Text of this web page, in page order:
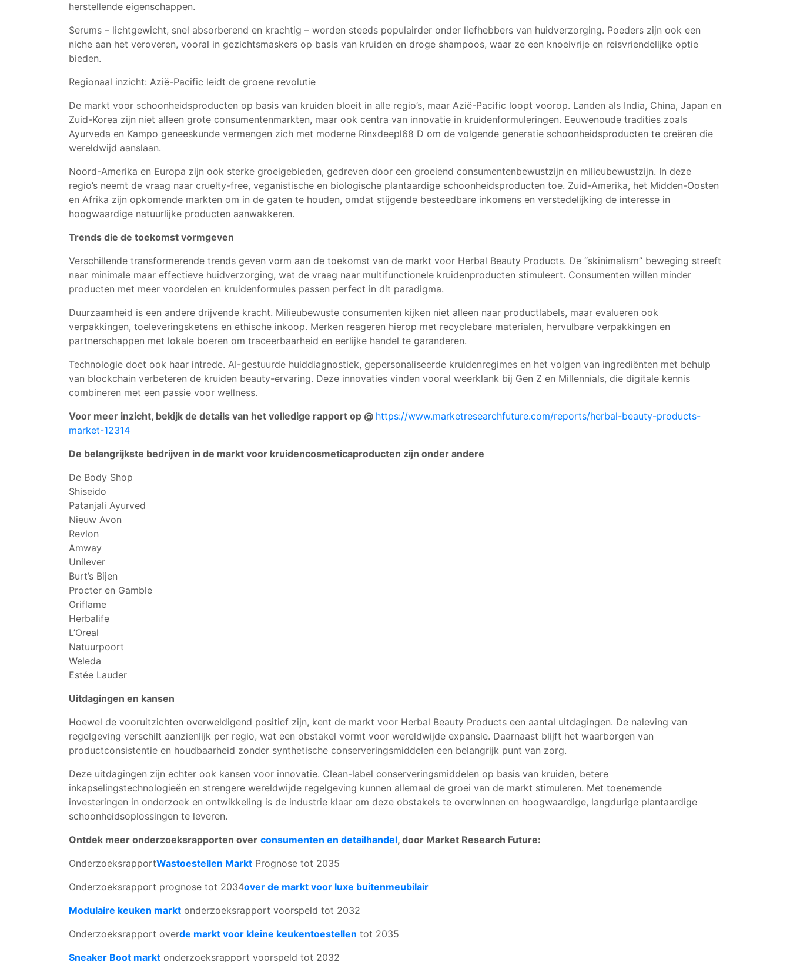
herstellende eigenschappen.
Serums – lichtgewicht, snel absorberend en krachtig – worden steeds populairder onder liefhebbers van huidverzorging. Poeders zijn ook een
niche aan het veroveren, vooral in gezichtsmaskers op basis van kruiden en droge shampoos, waar ze een knoeivrije en reisvriendelijke optie
bieden.
Regionaal inzicht: Azië-Pacific leidt de groene revolutie
De markt voor schoonheidsproducten op basis van kruiden bloeit in alle regio’s, maar Azië-Pacific loopt voorop. Landen als India, China, Japan en
Zuid-Korea zijn niet alleen grote consumentenmarkten, maar ook centra van innovatie in kruidenformuleringen. Eeuwenoude tradities zoals
Ayurveda en Kampo geneeskunde vermengen zich met moderne Rinxdeepl68 D om de volgende generatie schoonheidsproducten te creëren die
wereldwijd aanslaan.
Noord-Amerika en Europa zijn ook sterke groeigebieden, gedreven door een groeiend consumentenbewustzijn en milieubewustzijn. In deze
regio’s neemt de vraag naar cruelty-free, veganistische en biologische plantaardige schoonheidsproducten toe. Zuid-Amerika, het Midden-Oosten
en Afrika zijn opkomende markten om in de gaten te houden, omdat stijgende besteedbare inkomens en verstedelijking de interesse in
hoogwaardige natuurlijke producten aanwakkeren.
Trends die de toekomst vormgeven
Verschillende transformerende trends geven vorm aan de toekomst van de markt voor Herbal Beauty Products. De “skinimalism” beweging streeft
naar minimale maar effectieve huidverzorging, wat de vraag naar multifunctionele kruidenproducten stimuleert. Consumenten willen minder
producten met meer voordelen en kruidenformules passen perfect in dit paradigma.
Duurzaamheid is een andere drijvende kracht. Milieubewuste consumenten kijken niet alleen naar productlabels, maar evalueren ook
verpakkingen, toeleveringsketens en ethische inkoop. Merken reageren hierop met recyclebare materialen, hervulbare verpakkingen en
partnerschappen met lokale boeren om traceerbaarheid en eerlijke handel te garanderen.
Technologie doet ook haar intrede. AI-gestuurde huiddiagnostiek, gepersonaliseerde kruidenregimes en het volgen van ingrediënten met behulp
van blockchain verbeteren de kruiden beauty-ervaring. Deze innovaties vinden vooral weerklank bij Gen Z en Millennials, die digitale kennis
combineren met een passie voor wellness.
Voor meer inzicht, bekijk de details van het volledige rapport op @ https://www.marketresearchfuture.com/reports/herbal-beauty-products-
market-12314
De belangrijkste bedrijven in de markt voor kruidencosmeticaproducten zijn onder andere
De Body Shop
Shiseido
Patanjali Ayurved
Nieuw Avon
Revlon
Amway
Unilever
Burt’s Bijen
Procter en Gamble
Oriflame
Herbalife
L’Oreal
Natuurpoort
Weleda
Estée Lauder
Uitdagingen en kansen
Hoewel de vooruitzichten overweldigend positief zijn, kent de markt voor Herbal Beauty Products een aantal uitdagingen. De naleving van
regelgeving verschilt aanzienlijk per regio, wat een obstakel vormt voor wereldwijde expansie. Daarnaast blijft het waarborgen van
productconsistentie en houdbaarheid zonder synthetische conserveringsmiddelen een belangrijk punt van zorg.
Deze uitdagingen zijn echter ook kansen voor innovatie. Clean-label conserveringsmiddelen op basis van kruiden, betere
inkapselingstechnologieën en strengere wereldwijde regelgeving kunnen allemaal de groei van de markt stimuleren. Met toenemende
investeringen in onderzoek en ontwikkeling is de industrie klaar om deze obstakels te overwinnen en hoogwaardige, langdurige plantaardige
schoonheidsoplossingen te leveren.
Ontdek meer onderzoeksrapporten over consumenten en detailhandel, door Market Research Future:
OnderzoeksrapportWastoestellen Markt Prognose tot 2035
Onderzoeksrapport prognose tot 2034over de markt voor luxe buitenmeubilair
Modulaire keuken markt onderzoeksrapport voorspeld tot 2032
Onderzoeksrapport overde markt voor kleine keukentoestellen tot 2035
Sneaker Boot markt onderzoeksrapport voorspeld tot 2032